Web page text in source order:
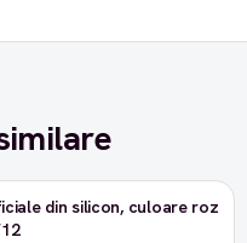
din silicon, culoare roz